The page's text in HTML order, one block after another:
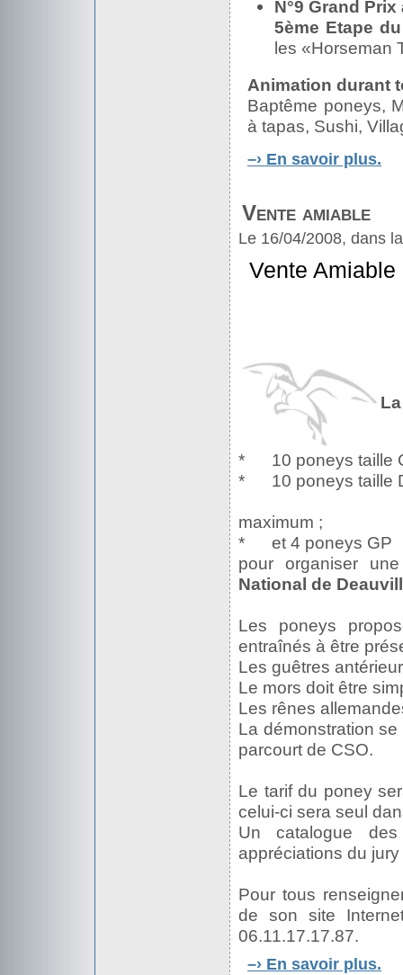
N°9 Grand
5ème Etape
les «Horseman
Animation durant
Baptême poneys,
à tapas, Sushi,
–› En savoir plus.
Vente amiable
Le 16/04/2008, dans
Vente
* 10 poneys taille
* 10 poneys taille
maximum ;
* et 4 poneys GP
pour organiser
National de
Les poneys
entraînés à être
Les guêtres
Le mors doit être
Les rênes
La démonstration
parcourt de CSO.
Le tarif du poney
celui-ci sera seul
Un catalogue
appréciations du
Pour tous
de son site
06.11.17.17.87.
–› En savoir plus.